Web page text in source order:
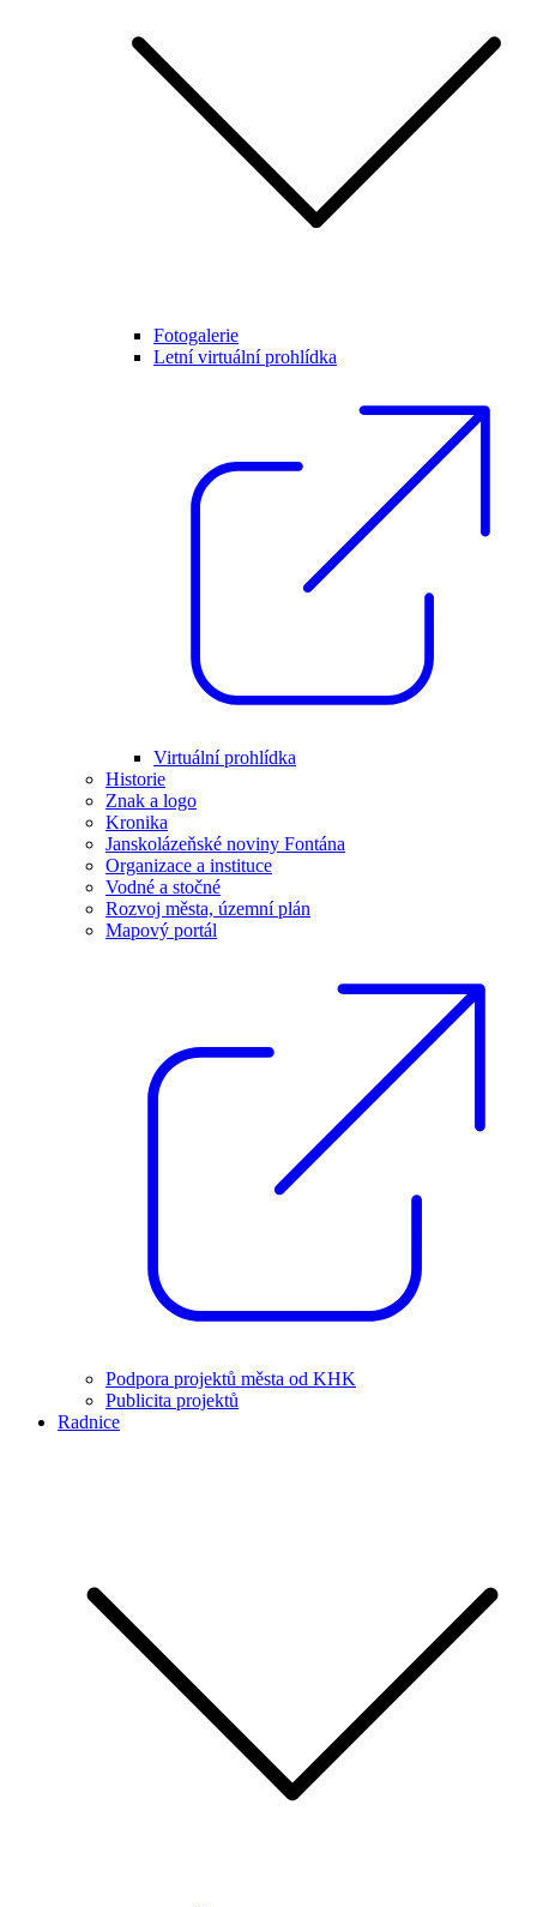
Fotogalerie
Letní virtuální prohlídka
Virtuální prohlídka
Historie
Znak a logo
Kronika
Janskolázeňské noviny Fontána
Organizace a instituce
Vodné a stočné
Rozvoj města, územní plán
Mapový portál
Podpora projektů města od KHK
Publicita projektů
Radnice